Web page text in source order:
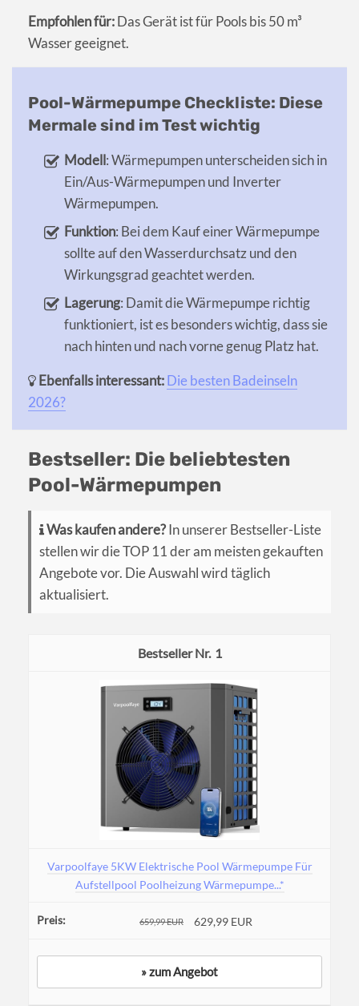
Empfohlen für:Das Gerät ist für Pools bis 50 m³
Wasser geeignet.
Pool-Wärmepumpe Checkliste: Diese
Mermale sind im Test wichtig
Modell: Wärmepumpen unterscheiden sich in
Ein/Aus-Wärmepumpen und Inverter
Wärmepumpen.
Funktion: Bei dem Kauf einer Wärmepumpe
sollte auf den Wasserdurchsatz und den
Wirkungsgrad geachtet werden.
Lagerung: Damit die Wärmepumpe richtig
funktioniert, ist es besonders wichtig, dass sie
nach hinten und nach vorne genug Platz hat.
Ebenfalls interessant:Die besten Badeinseln
2026?
Bestseller: Die beliebtesten
Pool-Wärmepumpen
Was kaufen andere?In unserer Bestseller-Liste
stellen wir die TOP 11 der am meisten gekauften
Angebote vor. Die Auswahl wird täglich
aktualisiert.
1
Varpoolfaye 5KW Elektrische Pool Wärmepumpe Für
Aufstellpool Poolheizung Wärmepumpe...*
659,99 EUR 629,99 EUR
» zum Angebot